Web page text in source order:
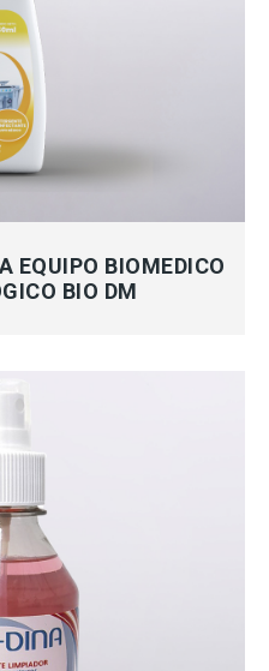
EQUIPO BIOMEDICO
BIO DM